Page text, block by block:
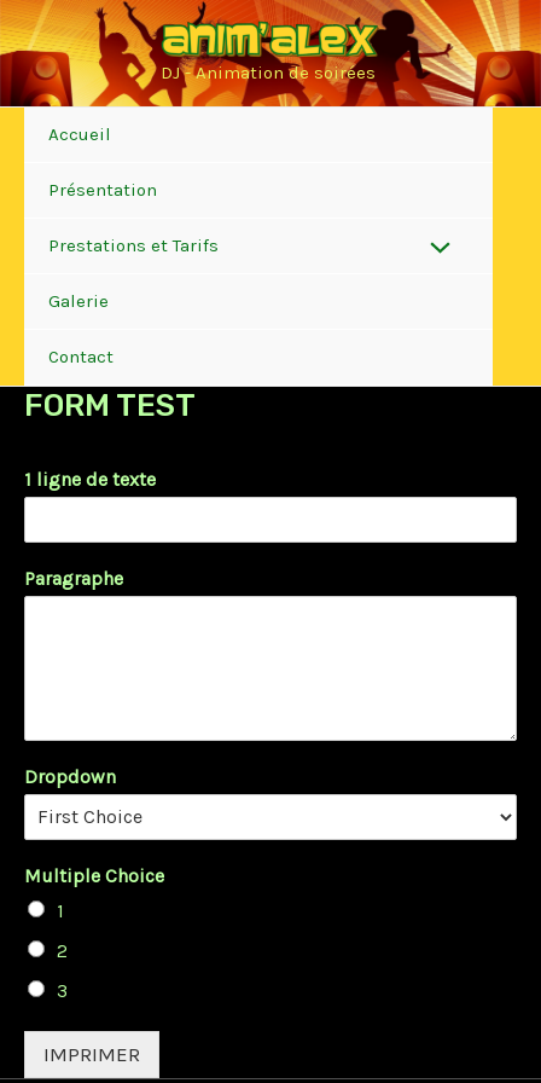
Aller
au
contenu
DJ - Animation de soirées
Accueil
Présentation
Prestations et Tarifs Permutateur
Galerie
Contact
FORM TEST
1 ligne de texte
Paragraphe
Dropdown
Multiple Choice
1
2
3
IMPRIMER